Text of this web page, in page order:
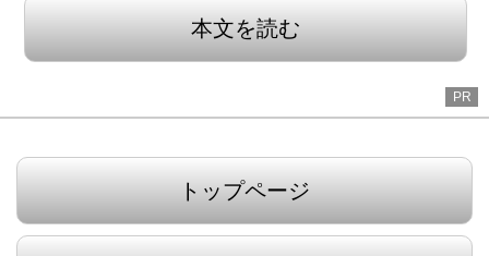
本文を読む
PR
トップページ